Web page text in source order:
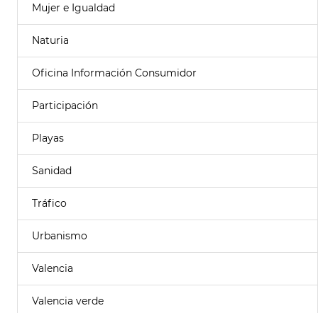
Mujer e Igualdad
Naturia
Oficina Información Consumidor
Participación
Playas
Sanidad
Tráfico
Urbanismo
Valencia
Valencia verde